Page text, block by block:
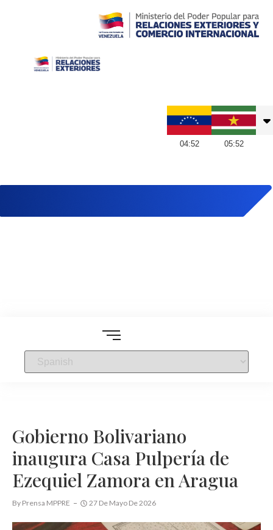
04:52 05:52
Gobierno Bolivariano
inaugura Casa Pulpería de
Ezequiel Zamora en Aragua
By Prensa MPPRE 27 De Mayo De 2026